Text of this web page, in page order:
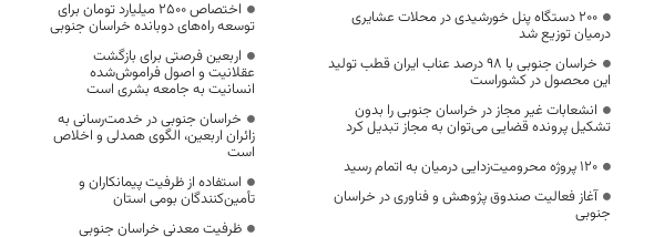
۲۰۰ دستگاه پنل خورشیدی در محلات عشایری
درمیان توزیع شد
خراسان جنوبی با ۹۸ درصد عناب ایران قطب تولید
این محصول در کشوراست
انشعابات غیر مجاز در خراسان جنوبی را بدون
تشکیل پرونده قضایی می‌توان به مجاز تبدیل کرد
۱۲۰ پروژه محرومیت‌زدایی درمیان به اتمام رسید
آغاز فعالیت صندوق پژوهش و فناوری در خراسان
جنوبی
اختصاص 2500 میلیارد تومان برای
توسعه راه‌های دوبانده خراسان جنوبی
اربعین فرصتی برای بازگشت
عقلانیت و اصول فراموش‌شده
انسانیت به جامعه بشری است
خراسان جنوبی در خدمت‌رسانی به
زائران اربعین، الگوی همدلی و اخلاص
است
استفاده از ظرفیت پیمانکاران و
تأمین‌کنندگان بومی استان
ظرفیت معدنی خراسان جنوبی